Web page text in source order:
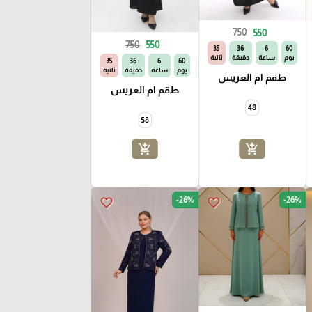
750 550
60
يوم
6
ساعة
36
دقيقة
33
ثانية
طقم ام العريس
48
add_shopping_cart
750 550
60
يوم
6
ساعة
36
دقيقة
33
ثانية
طقم ام العريس
58
add_shopping_cart
favorite_border -26%
favorite_border -26%